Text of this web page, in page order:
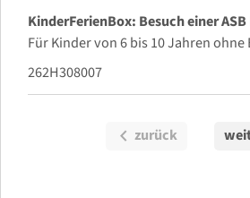
KinderFerienBox: Besuch einer
Für Kinder von 6 bis 10 Jahren
262H308007
chevron_left zurück